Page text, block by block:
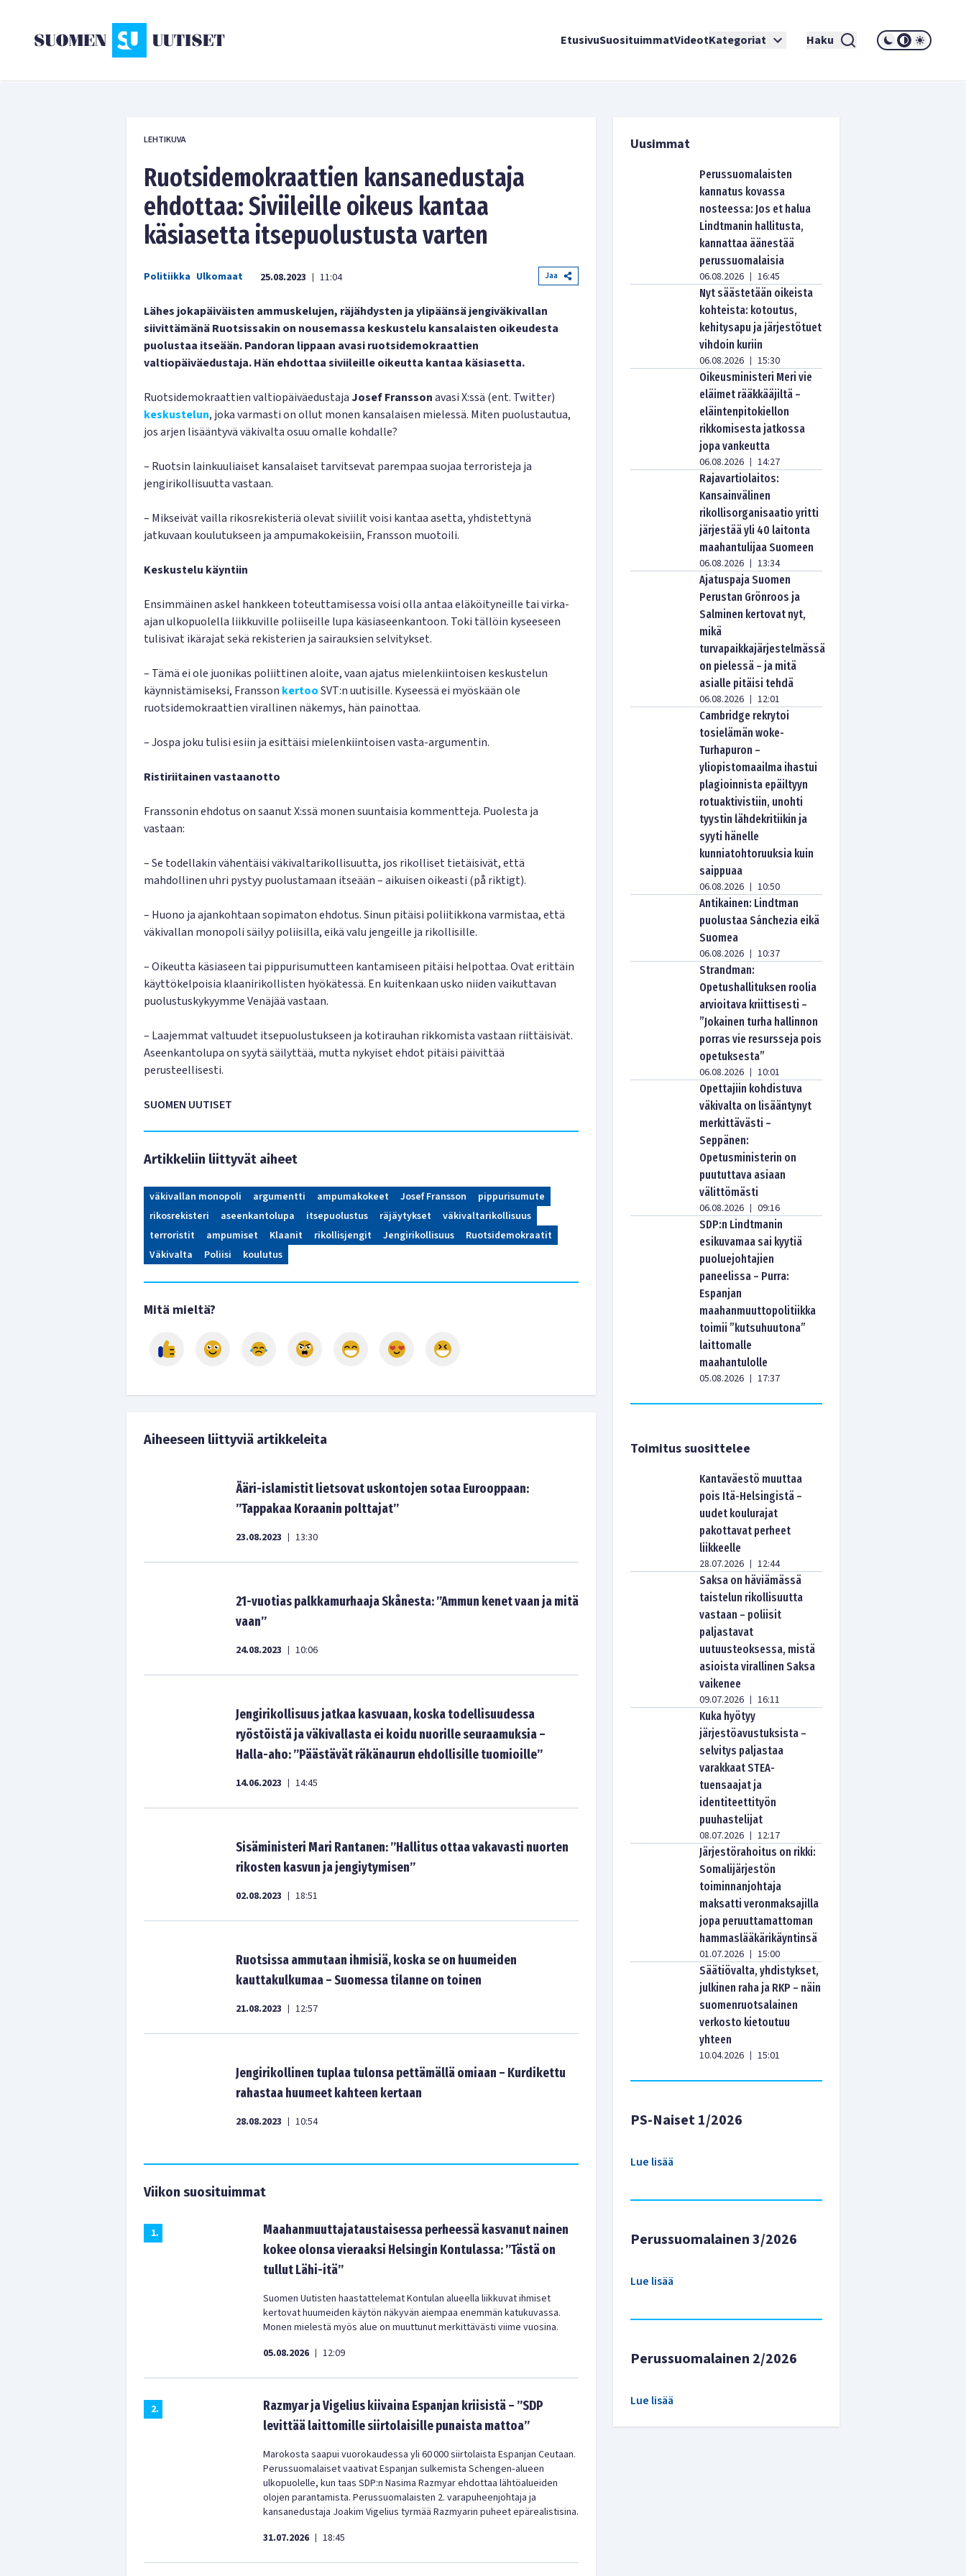
EtusivuSuosituimmatVideotKategoriat Haku
LEHTIKUVA
Ruotsidemokraattien kansanedustaja
ehdottaa: Siviileille oikeus kantaa
käsiasetta itsepuolustusta varten
Politiikka Ulkomaat 25.08.2023 | 11:04 Jaa
Lähes jokapäiväisten ammuskelujen, räjähdysten ja ylipäänsä jengiväkivallan
siivittämänä Ruotsissakin on nousemassa keskustelu kansalaisten oikeudesta
puolustaa itseään. Pandoran lippaan avasi ruotsidemokraattien
valtiopäiväedustaja. Hän ehdottaa siviileille oikeutta kantaa käsiasetta.
Ruotsidemokraattien valtiopäiväedustaja Josef Franssonavasi X:ssä (ent. Twitter)
keskustelun, joka varmasti on ollut monen kansalaisen mielessä. Miten puolustautua,
jos arjen lisääntyvä väkivalta osuu omalle kohdalle?
– Ruotsin lainkuuliaiset kansalaiset tarvitsevat parempaa suojaa terroristeja ja
jengirikollisuutta vastaan.
– Mikseivät vailla rikosrekisteriä olevat siviilit voisi kantaa asetta, yhdistettynä
jatkuvaan koulutukseen ja ampumakokeisiin, Fransson muotoili.
Keskustelu käyntiin
Ensimmäinen askel hankkeen toteuttamisessa voisi olla antaa eläköityneille tai virka-
ajan ulkopuolella liikkuville poliiseille lupa käsiaseenkantoon. Toki tällöin kyseeseen
tulisivat ikärajat sekä rekisterien ja sairauksien selvitykset.
– Tämä ei ole juonikas poliittinen aloite, vaan ajatus mielenkiintoisen keskustelun
käynnistämiseksi, Fransson kertooSVT:n uutisille. Kyseessä ei myöskään ole
ruotsidemokraattien virallinen näkemys, hän painottaa.
– Jospa joku tulisi esiin ja esittäisi mielenkiintoisen vasta-argumentin.
Ristiriitainen vastaanotto
Franssonin ehdotus on saanut X:ssä monen suuntaisia kommentteja. Puolesta ja
vastaan:
– Se todellakin vähentäisi väkivaltarikollisuutta, jos rikolliset tietäisivät, että
mahdollinen uhri pystyy puolustamaan itseään – aikuisen oikeasti (på riktigt).
– Huono ja ajankohtaan sopimaton ehdotus. Sinun pitäisi poliitikkona varmistaa, että
väkivallan monopoli säilyy poliisilla, eikä valu jengeille ja rikollisille.
– Oikeutta käsiaseen tai pippurisumutteen kantamiseen pitäisi helpottaa. Ovat erittäin
käyttökelpoisia klaanirikollisten hyökätessä. En kuitenkaan usko niiden vaikuttavan
puolustuskykyymme Venäjää vastaan.
– Laajemmat valtuudet itsepuolustukseen ja kotirauhan rikkomista vastaan riittäisivät.
Aseenkantolupa on syytä säilyttää, mutta nykyiset ehdot pitäisi päivittää
perusteellisesti.
SUOMEN UUTISET
Artikkeliin liittyvät aiheet
väkivallan monopoli argumentti ampumakokeet Josef Fransson
pippurisumute
rikosrekisteri
aseenkantolupa itsepuolustus räjäytykset
väkivaltarikollisuus
terroristit
ampumiset Klaanit rikollisjengit Jengirikollisuus
Ruotsidemokraatit
Väkivalta
Poliisi koulutus
Mitä mieltä?
Aiheeseen liittyviä artikkeleita
Ääri-islamistit lietsovat uskontojen sotaa Eurooppaan:
”Tappakaa Koraanin polttajat”
23.08.2023 | 13:30
21-vuotias palkkamurhaaja Skånesta: ”Ammun kenet vaan ja mitä
vaan”
24.08.2023 | 10:06
Jengirikollisuus jatkaa kasvuaan, koska todellisuudessa
ryöstöistä ja väkivallasta ei koidu nuorille seuraamuksia –
Halla-aho: ”Päästävät räkänaurun ehdollisille tuomioille”
14.06.2023 | 14:45
Sisäministeri Mari Rantanen: ”Hallitus ottaa vakavasti nuorten
rikosten kasvun ja jengiytymisen”
02.08.2023 | 18:51
Ruotsissa ammutaan ihmisiä, koska se on huumeiden
kauttakulkumaa – Suomessa tilanne on toinen
21.08.2023 | 12:57
Jengirikollinen tuplaa tulonsa pettämällä omiaan – Kurdikettu
rahastaa huumeet kahteen kertaan
28.08.2023 | 10:54
Viikon suosituimmat
1.
Maahanmuuttajataustaisessa perheessä kasvanut nainen
kokee olonsa vieraaksi Helsingin Kontulassa: ”Tästä on
tullut Lähi-itä”
Suomen Uutisten haastattelemat Kontulan alueella liikkuvat ihmiset
kertovat huumeiden käytön näkyvän aiempaa enemmän katukuvassa.
Monen mielestä myös alue on muuttunut merkittävästi viime vuosina.
05.08.2026 | 12:09
2.
Razmyar ja Vigelius kiivaina Espanjan kriisistä – ”SDP
levittää laittomille siirtolaisille punaista mattoa”
Marokosta saapui vuorokaudessa yli 60 000 siirtolaista Espanjan Ceutaan.
Perussuomalaiset vaativat Espanjan sulkemista Schengen‑alueen
ulkopuolelle, kun taas SDP:n Nasima Razmyar ehdottaa lähtöalueiden
olojen parantamista. Perussuomalaisten 2. varapuheenjohtaja ja
kansanedustaja Joakim Vigelius tyrmää Razmyarin puheet epärealistisina.
31.07.2026 | 18:45
Uusimmat
Perussuomalaisten
kannatus kovassa
nosteessa: Jos et halua
Lindtmanin hallitusta,
kannattaa äänestää
perussuomalaisia
06.08.2026 | 16:45
Nyt säästetään oikeista
kohteista: kotoutus,
kehitysapu ja järjestötuet
vihdoin kuriin
06.08.2026 | 15:30
Oikeusministeri Meri vie
eläimet rääkkääjiltä –
eläintenpitokiellon
rikkomisesta jatkossa
jopa vankeutta
06.08.2026 | 14:27
Rajavartiolaitos:
Kansainvälinen
rikollisorganisaatio yritti
järjestää yli 40 laitonta
maahantulijaa Suomeen
06.08.2026 | 13:34
Ajatuspaja Suomen
Perustan Grönroos ja
Salminen kertovat nyt,
mikä
turvapaikkajärjestelmässä
on pielessä – ja mitä
asialle pitäisi tehdä
06.08.2026 | 12:01
Cambridge rekrytoi
tosielämän woke-
Turhapuron –
yliopistomaailma ihastui
plagioinnista epäiltyyn
rotuaktivistiin, unohti
tyystin lähdekritiikin ja
syyti hänelle
kunniatohtoruuksia kuin
saippuaa
06.08.2026 | 10:50
Antikainen: Lindtman
puolustaa Sánchezia eikä
Suomea
06.08.2026 | 10:37
Strandman:
Opetushallituksen roolia
arvioitava kriittisesti –
”Jokainen turha hallinnon
porras vie resursseja pois
opetuksesta”
06.08.2026 | 10:01
Opettajiin kohdistuva
väkivalta on lisääntynyt
merkittävästi –
Seppänen:
Opetusministerin on
puututtava asiaan
välittömästi
06.08.2026 | 09:16
SDP:n Lindtmanin
esikuvamaa sai kyytiä
puoluejohtajien
paneelissa – Purra:
Espanjan
maahanmuuttopolitiikka
toimii ”kutsuhuutona”
laittomalle
maahantulolle
05.08.2026 | 17:37
Toimitus suosittelee
Kantaväestö muuttaa
pois Itä-Helsingistä –
uudet koulurajat
pakottavat perheet
liikkeelle
28.07.2026 | 12:44
Saksa on häviämässä
taistelun rikollisuutta
vastaan – poliisit
paljastavat
uutuusteoksessa, mistä
asioista virallinen Saksa
vaikenee
09.07.2026 | 16:11
Kuka hyötyy
järjestöavustuksista –
selvitys paljastaa
varakkaat STEA-
tuensaajat ja
identiteettityön
puuhastelijat
08.07.2026 | 12:17
Järjestörahoitus on rikki:
Somalijärjestön
toiminnanjohtaja
maksatti veronmaksajilla
jopa peruuttamattoman
hammaslääkärikäyntinsä
01.07.2026 | 15:00
Säätiövalta, yhdistykset,
julkinen raha ja RKP – näin
suomenruotsalainen
verkosto kietoutuu
yhteen
10.04.2026 | 15:01
PS-Naiset 1/2026
Lue lisää
Perussuomalainen 3/2026
Lue lisää
Perussuomalainen 2/2026
Lue lisää